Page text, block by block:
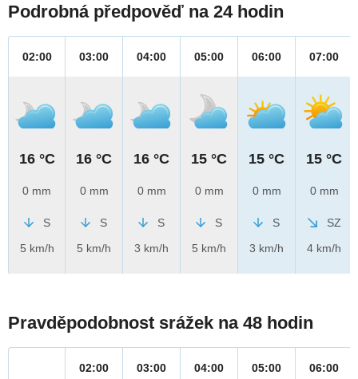
Podrobná předpověď na 24 hodin
02:00
16 °C
0 mm
S
5 km/h
03:00
16 °C
0 mm
S
5 km/h
04:00
16 °C
0 mm
S
3 km/h
05:00
15 °C
0 mm
S
5 km/h
06:00
15 °C
0 mm
S
3 km/h
07:00
15 °C
0 mm
SZ
4 km/h
Pravděpodobnost srážek na 48 hodin
02:00
03:00
04:00
05:00
06:00